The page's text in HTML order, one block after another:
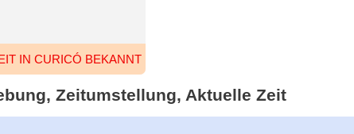
IN CURICÓ BEKANNT
Zeitumstellung, Aktuelle Zeit